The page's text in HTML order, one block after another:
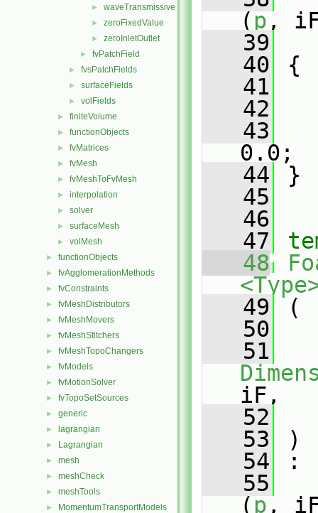
► waveTransmissive
► zeroFixedValue
► zeroInletOutlet
► fvPatchField
► fvsPatchFields
► surfaceFields
► volFields
► finiteVolume
► functionObjects
► fvMatrices
► fvMesh
► fvMeshToFvMesh
► interpolation
► solver
► surfaceMesh
► volMesh
► functionObjects
► fvAgglomerationMethods
► fvConstraints
► fvMeshDistributors
► fvMeshMovers
► fvMeshStitchers
► fvMeshTopoChangers
► fvModels
► fvMotionSolver
► fvTopoSetSources
► generic
► lagrangian
► Lagrangian
► mesh
► meshCheck
► meshTools
► MomentumTransportModels
( p ,
   39
   40
{
   41
   42
   43
0.0;
   44
}
   45
   46
   47
   48
   49
(
   50
   51
iF,
   52
   53
)
   54
:
   55
( p ,